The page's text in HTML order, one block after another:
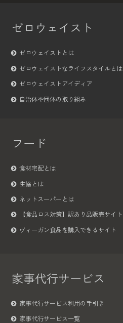
ゼロウェイスト
ゼロウェイストとは
ゼロウェイストなライフスタイルとは
ゼロウェイストアイディア
自治体や団体の取り組み
フード
食材宅配とは
生協とは
ネットスーパーとは
【食品ロス対策】訳あり品販売サイト
ヴィーガン食品を購入できるサイト
家事代行サービス
家事代行サービス利用の手引き
家事代行サービス一覧